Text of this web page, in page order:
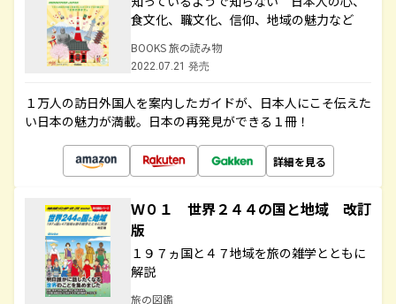
食文化、職文化、信仰、地域の魅力など
BOOKS 旅の読み物
2022.07.21 発売
１万人の訪日外国人を案内したガイドが、日本人にこそ伝えた
い日本の魅力が満載。日本の再発見ができる１冊！
詳細を見る
Ｗ０１ 世界２４４の国と地域 改訂
版
１９７ヵ国と４７地域を旅の雑学とともに
解説
旅の図鑑